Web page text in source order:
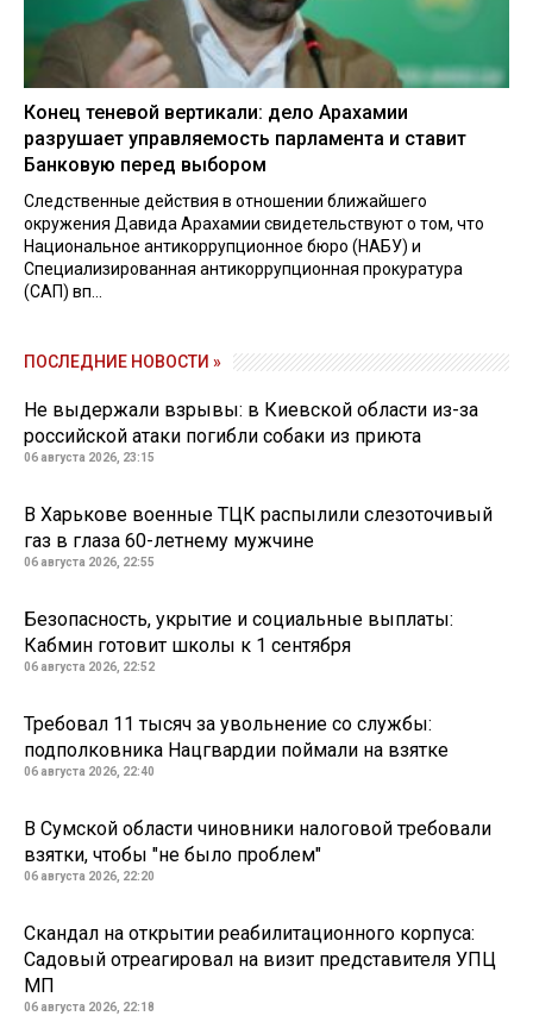
Конец теневой вертикали: дело Арахамии
разрушает управляемость парламента и ставит
Банковую перед выбором
Следственные действия в отношении ближайшего
окружения Давида Арахамии свидетельствуют о том, что
Национальное антикоррупционное бюро (НАБУ) и
Специализированная антикоррупционная прокуратура
(САП) вп...
ПОСЛЕДНИЕ НОВОСТИ »
Не выдержали взрывы: в Киевской области из-за
российской атаки погибли собаки из приюта
06 августа 2026, 23:15
В Харькове военные ТЦК распылили слезоточивый
газ в глаза 60-летнему мужчине
06 августа 2026, 22:55
Безопасность, укрытие и социальные выплаты:
Кабмин готовит школы к 1 сентября
06 августа 2026, 22:52
Требовал 11 тысяч за увольнение со службы:
подполковника Нацгвардии поймали на взятке
06 августа 2026, 22:40
В Сумской области чиновники налоговой требовали
взятки, чтобы "не было проблем"
06 августа 2026, 22:20
Скандал на открытии реабилитационного корпуса:
Садовый отреагировал на визит представителя УПЦ
МП
06 августа 2026, 22:18